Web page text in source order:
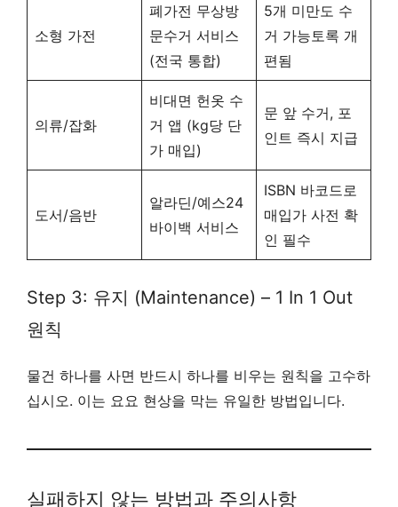
소형 가전
폐가전 무상방
문수거 서비스
(전국 통합)
5개 미만도 수
거 가능토록 개
편됨
의류/잡화
비대면 헌옷 수
거 앱 (kg당 단
가 매입)
문 앞 수거, 포
인트 즉시 지급
도서/음반
알라딘/예스24
바이백 서비스
ISBN 바코드로
매입가 사전 확
인 필수
Step 3: 유지 (Maintenance) – 1 In 1 Out
원칙
물건 하나를 사면 반드시 하나를 비우는 원칙을 고수하
십시오. 이는 요요 현상을 막는 유일한 방법입니다.
실패하지 않는 방법과 주의사항